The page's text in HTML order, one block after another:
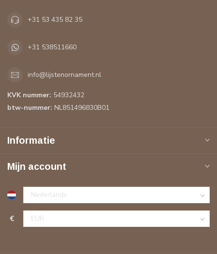
+31 53 435 82 35
+31 538511660
info@lijstenornament.nl
KVK nummer: 54932432
btw-nummer: NL851496830B01
Informatie
Mijn account
€